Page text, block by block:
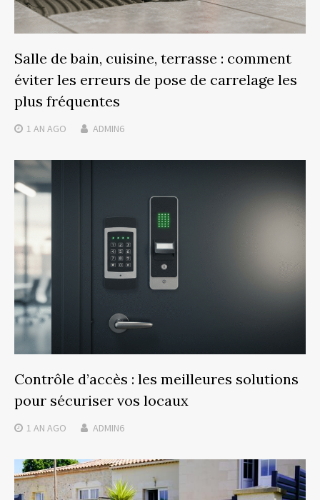
Salle de bain, cuisine, terrasse : comment
éviter les erreurs de pose de carrelage les
plus fréquentes
1 AN AGO ADMIN6
Contrôle d’accès : les meilleures solutions
pour sécuriser vos locaux
1 AN AGO ADMIN6